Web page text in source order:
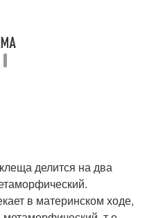
делится на два
в материнском ходе,